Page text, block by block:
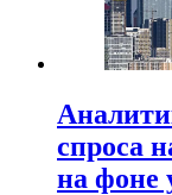
спроса
на фоне